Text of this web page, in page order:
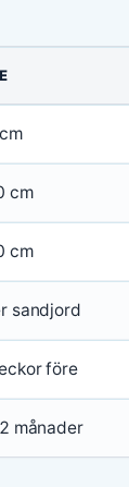
cm
cm
sandjord
före
månader